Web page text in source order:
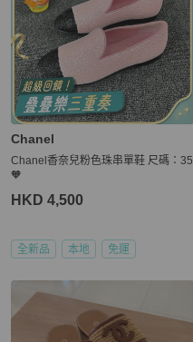
Chanel
Chanel香奈兒粉色珠串單鞋 尺碼：35
🧡
HKD 4,500
全新品 本地 免運